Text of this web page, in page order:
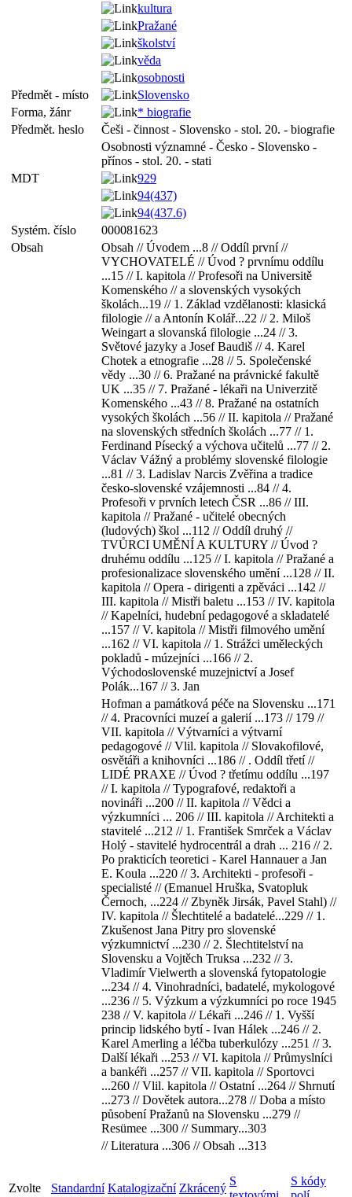
kultura
Pražané
školství
věda
osobnosti
Předmět - místo
Slovensko
Forma, žánr
* biografie
Předmět. heslo
Češi - činnost - Slovensko - stol. 20. - biografie
Osobnosti významné - Česko - Slovensko -
přínos - stol. 20. - stati
MDT
929
94(437)
94(437.6)
Systém. číslo
000081623
Obsah
Obsah // Úvodem ...8 // Oddíl první //
VYCHOVATELÉ // Úvod ? prvnímu oddílu
...15 // I. kapitola // Profesoři na Universitě
Komenského // a slovenských vysokých
školách...19 // 1. Základ vzdělanosti: klasická
filologie // a Antonín Kolář...22 // 2. Miloš
Weingart a slovanská filologie ...24 // 3.
Světové jazyky a Josef Baudiš // 4. Karel
Chotek a etnografie ...28 // 5. Společenské
vědy ...30 // 6. Pražané na právnické fakultě
UK ...35 // 7. Pražané - lékaři na Univerzitě
Komenského ...43 // 8. Pražané na ostatních
vysokých školách ...56 // II. kapitola // Pražané
na slovenských středních školách ...77 // 1.
Ferdinand Písecký a výchova učitelů ...77 // 2.
Václav Vážný a problémy slovenské filologie
...81 // 3. Ladislav Narcis Zvěřina a tradice
česko-slovenské vzájemnosti ...84 // 4.
Profesoři v prvních letech ČSR ...86 // III.
kapitola // Pražané - učitelé obecných
(ludových) škol ...112 // Oddíl druhý //
TVŮRCI UMĚNÍ A KULTURY // Úvod ?
druhému oddílu ...125 // I. kapitola // Pražané a
profesionalizace slovenského umění ...128 // II.
kapitola // Opera - dirigenti a zpěváci ...142 //
III. kapitola // Mistři baletu ...153 // IV. kapitola
// Kapelníci, hudební pedagogové a skladatelé
...157 // V. kapitola // Mistři filmového umění
...162 // VI. kapitola // 1. Strážci uměleckých
pokladů - múzejníci ...166 // 2.
Východoslovenské muzejnictví a Josef
Polák...167 // 3. Jan
Hofman a památková péče na Slovensku ...171
// 4. Pracovníci muzeí a galerií ...173 // 179 //
VII. kapitola // Výtvarníci a výtvarní
pedagogové // Vlil. kapitola // Slovakofilové,
osvětáři a knihovníci ...186 // . Oddíl třetí //
LIDÉ PRAXE // Úvod ? třetímu oddílu ...197
// I. kapitola // Typografové, redaktoři a
novináři ...200 // II. kapitola // Vědci a
výzkumníci ... 206 // III. kapitola // Architekti a
stavitelé ...212 // 1. František Smrček a Václav
Holý - stavitelé hydrocentrál a drah ... 216 // 2.
Po prakticích teoretici - Karel Hannauer a Jan
E. Koula ...220 // 3. Architekti - profesoři -
specialisté // (Emanuel Hruška, Svatopluk
Černoch, ...224 // Zbyněk Jirsák, Pavel Stahl) //
IV. kapitola // Šlechtitelé a badatelé...229 // 1.
Zkušenost Jana Pitry pro slovenské
výzkumnictví ...230 // 2. Šlechtitelství na
Slovensku a Vojtěch Truksa ...232 // 3.
Vladimír Vielwerth a slovenská fytopatologie
...234 // 4. Vinohradníci, badatelé, mykologové
...236 // 5. Výzkum a výzkumníci po roce 1945
238 // V. kapitola // Lékaři ...246 // 1. Vyšší
princip lidského bytí - Ivan Hálek ...246 // 2.
Karel Amerling a léčba tuberkulózy ...251 // 3.
Další lékaři ...253 // VI. kapitola // Průmyslníci
a bankéři ...257 // VII. kapitola // Sportovci
...260 // Vlil. kapitola // Ostatní ...264 // Shrnutí
...273 // Dovětek autora...278 // Doba a místo
působení Pražanů na Slovensku ...279 //
Resümee ...300 // Summary...303
// Literatura ...306 // Obsah ...313
Zvolte
Standardní Katalogizační Zkrácený
S
S kódy